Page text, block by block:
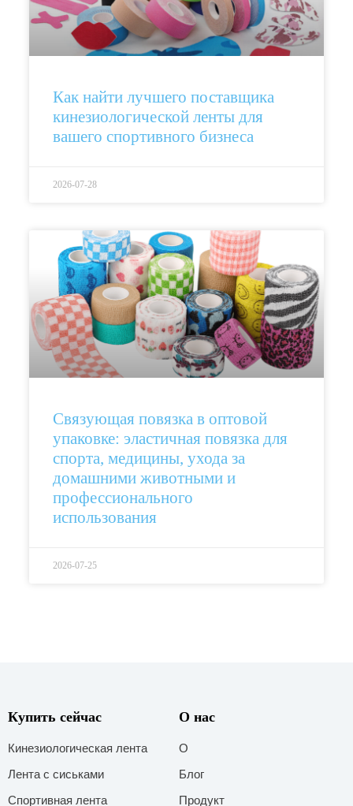
Как найти лучшего поставщика
кинезиологической ленты для
вашего спортивного бизнеса
2026-07-28
Связующая повязка в оптовой
упаковке: эластичная повязка для
спорта, медицины, ухода за
домашними животными и
профессионального
использования
2026-07-25
Купить сейчас
Кинезиологическая лента
Лента с сиськами
Спортивная лента
О нас
О
Блог
Продукт